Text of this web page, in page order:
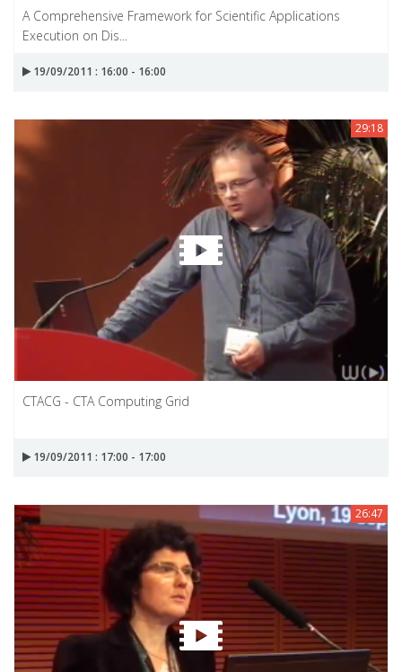
A Comprehensive Framework for Scientific Applications
Execution on Dis...
19/09/2011 : 16:00 - 16:00
29:18
CTACG - CTA Computing Grid
19/09/2011 : 17:00 - 17:00
26:47